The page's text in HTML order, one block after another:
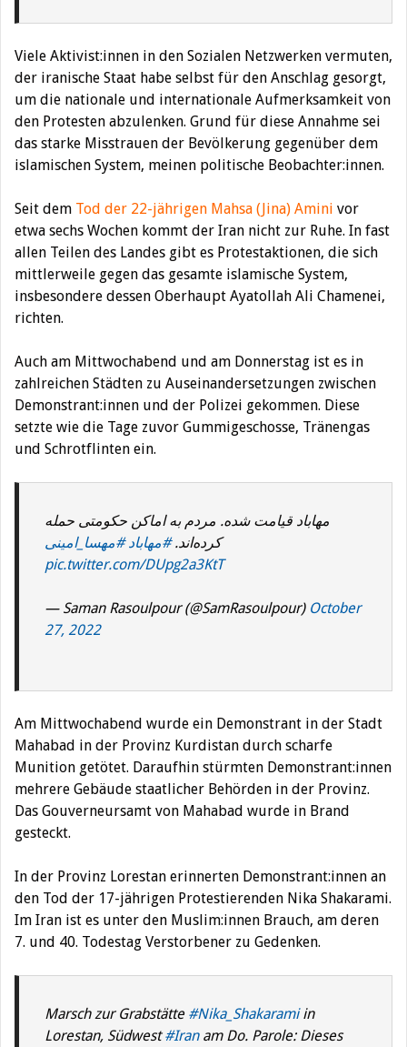
Viele Aktivist:innen in den Sozialen Netzwerken vermuten,
der iranische Staat habe selbst für den Anschlag gesorgt,
um die nationale und internationale Aufmerksamkeit von
den Protesten abzulenken. Grund für diese Annahme sei
das starke Misstrauen der Bevölkerung gegenüber dem
islamischen System, meinen politische Beobachter:innen.
Seit dem Tod der 22-jährigen Mahsa (Jina) Amini vor
etwa sechs Wochen kommt der Iran nicht zur Ruhe. In fast
allen Teilen des Landes gibt es Protestaktionen, die sich
mittlerweile gegen das gesamte islamische System,
insbesondere dessen Oberhaupt Ayatollah Ali Chamenei,
richten.
Auch am Mittwochabend und am Donnerstag ist es in
zahlreichen Städten zu Auseinandersetzungen zwischen
Demonstrant:innen und der Polizei gekommen. Diese
setzte wie die Tage zuvor Gummigeschosse, Tränengas
und Schrotflinten ein.
مهاباد قیامت شده. مردم به اماکن حکومتی حمله
کرده‌اند.#مهاباد #مهسا_امینی
pic.twitter.com/DUpg2a3KtT
— Saman Rasoulpour (@SamRasoulpour) October
27, 2022
Am Mittwochabend wurde ein Demonstrant in der Stadt
Mahabad in der Provinz Kurdistan durch scharfe
Munition getötet. Daraufhin stürmten Demonstrant:innen
mehrere Gebäude staatlicher Behörden in der Provinz.
Das Gouverneursamt von Mahabad wurde in Brand
gesteckt.
In der Provinz Lorestan erinnerten Demonstrant:innen an
den Tod der 17-jährigen Protestierenden Nika Shakarami.
Im Iran ist es unter den Muslim:innen Brauch, am deren
7. und 40. Todestag Verstorbener zu Gedenken.
Marsch zur Grabstätte #Nika_Shakaramiin
Lorestan, Südwest#Iranam Do. Parole: Dieses